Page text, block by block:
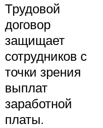
Трудовой
договор
защищает
сотрудников с
точки зрения
выплат
заработной
платы.